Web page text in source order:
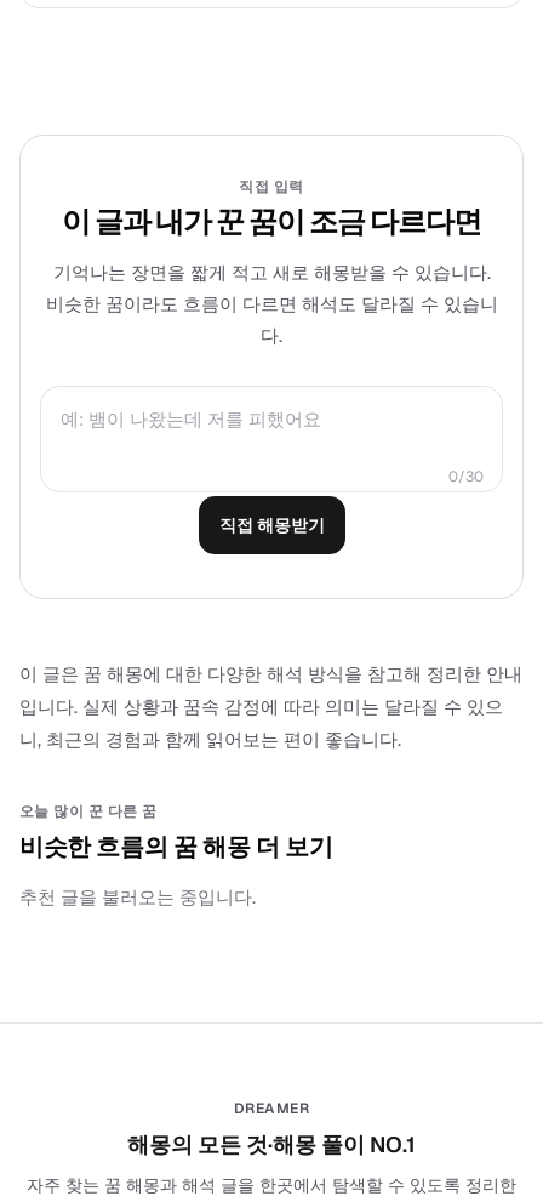
직접 입력
이 글과 내가 꾼 꿈이 조금 다르다면
기억나는 장면을 짧게 적고 새로 해몽받을 수 있습니다.
비슷한 꿈이라도 흐름이 다르면 해석도 달라질 수 있습니
다.
0/30
직접 해몽받기
이 글은 꿈 해몽에 대한 다양한 해석 방식을 참고해 정리한 안내
입니다. 실제 상황과 꿈속 감정에 따라 의미는 달라질 수 있으
니, 최근의 경험과 함께 읽어보는 편이 좋습니다.
오늘 많이 꾼 다른 꿈
비슷한 흐름의 꿈 해몽 더 보기
추천 글을 불러오는 중입니다.
DREAMER
해몽의 모든 것·해몽 풀이 NO.1
자주 찾는 꿈 해몽과 해석 글을 한곳에서 탐색할 수 있도록 정리한